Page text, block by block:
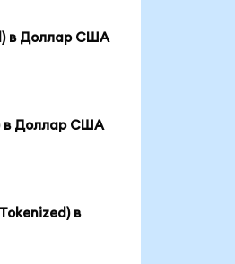
в Доллар США
в Доллар США
в